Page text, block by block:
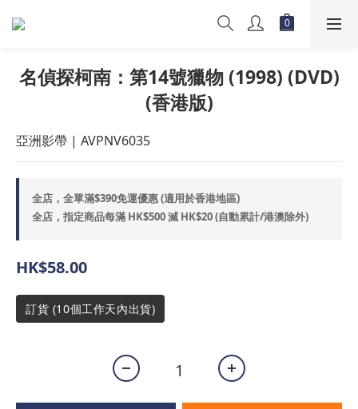
名偵探柯南：第14號獵物 (1998) (DVD)
(香港版)
亞洲影帶 | AVPNV6035
全店，全單滿$390免運優惠 (適用於香港地區)
全店，指定商品每滿 HK$500 減 HK$20 (自動累計/港澳除外)
HK$58.00
訂貨 (10個工作天內出貨)